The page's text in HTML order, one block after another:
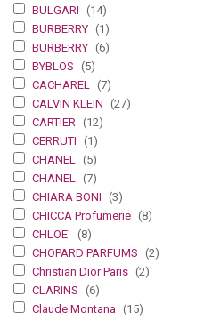
BULGARI (14)
BURBERRY (1)
BURBERRY (6)
BYBLOS (5)
CACHAREL (7)
CALVIN KLEIN (27)
CARTIER (12)
CERRUTI (1)
CHANEL (5)
CHANEL (7)
CHIARA BONI (3)
CHICCA Profumerie (8)
CHLOE' (8)
CHOPARD PARFUMS (2)
Christian Dior Paris (2)
CLARINS (6)
Claude Montana (15)